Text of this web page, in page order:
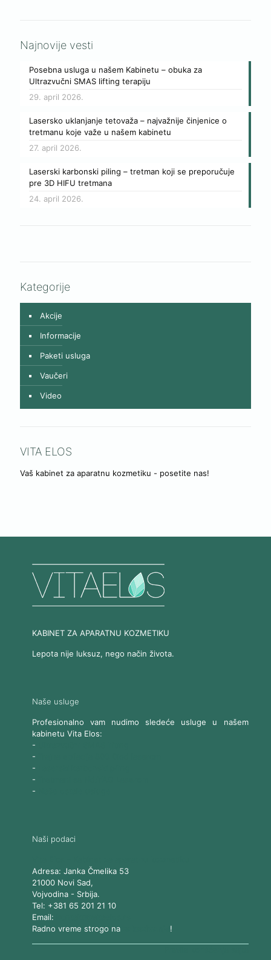
Najnovije vesti
Posebna usluga u našem Kabinetu – obuka za
Ultrazvučni SMAS lifting terapiju
29. april 2026.
Lasersko uklanjanje tetovaža – najvažnije činjenice o
tretmanu koje važe u našem kabinetu
27. april 2026.
Laserski karbonski piling – tretman koji se preporučuje
pre 3D HIFU tretmana
24. april 2026.
Kategorije
Akcije
Informacije
Paketi usluga
Vaučeri
Video
VITA ELOS
Vaš kabinet za aparatnu kozmetiku - posetite nas!
KABINET ZA APARATNU KOZMETIKU
Lepota nije luksuz, nego način života.
Naše usluge
Profesionalno vam nudimo sledeće usluge u našem
kabinetu Vita Elos:
-
-
-
-
-
Naši podaci
Adresa: Janka Čmelika 53
21000 Novi Sad,
Vojvodina- Srbija.
Tel: +381 65 201 21 10
Email:
Radno vreme strogo na
!